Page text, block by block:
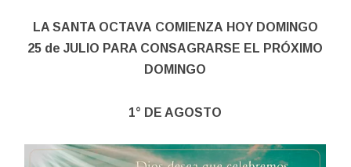
LA SANTA OCTAVA COMIENZA HOY DOMINGO
25 de JULIO PARA CONSAGRARSE EL PRÓXIMO
DOMINGO
1° DE AGOSTO